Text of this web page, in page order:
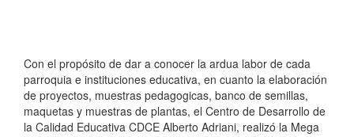
Con el propósito de dar a conocer la ardua labor de cada
parroquia e instituciones educativa, en cuanto la elaboración
de proyectos, muestras pedagogicas, banco de semillas,
maquetas y muestras de plantas, el Centro de Desarrollo de
la Calidad Educativa CDCE Alberto Adriani, realizó la Mega